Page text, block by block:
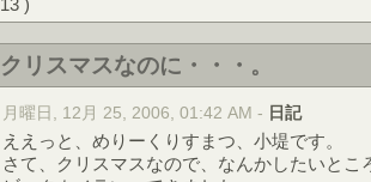
13 )
クリスマスなのに・・・。
月曜日, 12月 25, 2006, 01:42 AM - 日記
ええっと、めりーくりすまつ、小堤です。
さて、クリスマスなので、なんかしたいと